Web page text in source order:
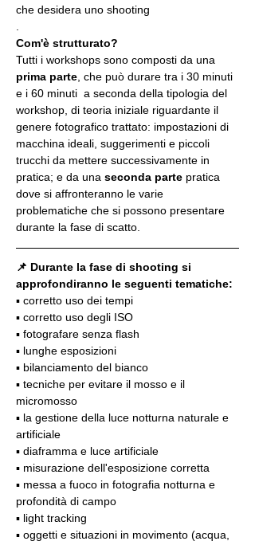
che desidera uno shooting
Com'è strutturato?
Tutti i workshops sono composti da una
prima parte , che può durare tra i 30 minuti
e i 60 minuti  a seconda della tipologia del
workshop, di teoria iniziale riguardante il
genere fotografico trattato: impostazioni di
macchina ideali, suggerimenti e piccoli
trucchi da mettere successivamente in
pratica; e da una seconda parte pratica
dove si affronteranno le varie
problematiche che si possono presentare
durante la fase di scatto.
📌 Durante la fase di shooting si
approfondiranno le seguenti tematiche:
▪️ corretto uso dei tempi
▪️ corretto uso degli ISO
▪️ fotografare senza flash
▪️ lunghe esposizioni
▪️ bilanciamento del bianco
▪️ tecniche per evitare il mosso e il
micromosso
▪️ la gestione della luce notturna naturale e
artificiale
▪️ diaframma e luce artificiale
▪️ misurazione dell'esposizione corretta
▪️ messa a fuoco in fotografia notturna e
profondità di campo
▪️ light tracking
▪️ oggetti e situazioni in movimento (acqua,